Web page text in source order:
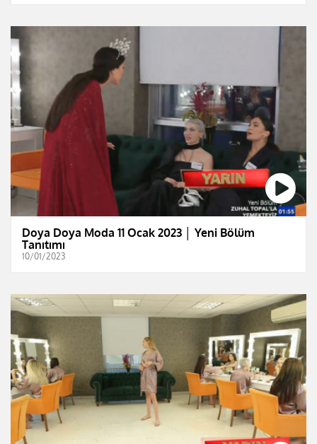
Doya Doya Moda 11 Ocak 2023 │ Yeni Bölüm
Tanıtımı
10/01/2023